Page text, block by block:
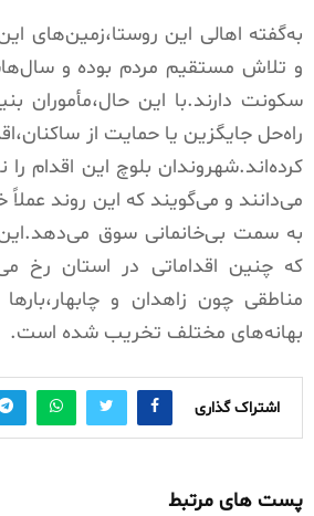
به‌گفته اهالی این روستا،زمین‌های
و تلاش مستقیم مردم بوده و
سکونت دارند.با این حال،مأموران
راه‌حل جایگزین یا حمایت از
کرده‌اند.شهروندان بلوچ این اقدام را
می‌دانند و می‌گویند که این روند عملاً
به سمت بی‌خانمانی سوق
که چنین اقداماتی در استان رخ
مناطقی چون زاهدان و
بهانه‌های مختلف تخریب شده است.
اشتراک گذاری
پست های مرتبط